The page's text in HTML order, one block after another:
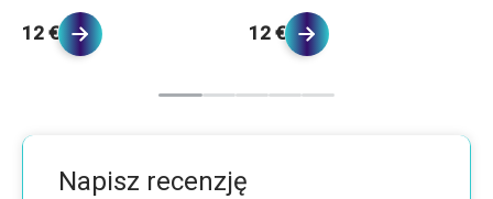
12 € 12 €
Napisz recenzję